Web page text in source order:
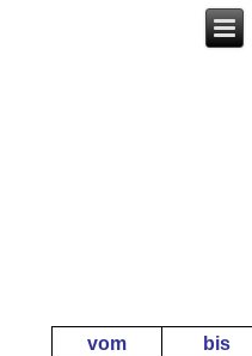
vom bis